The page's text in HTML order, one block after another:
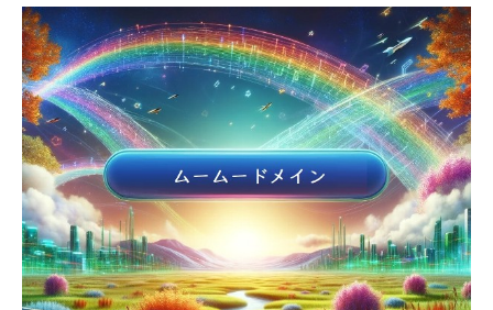
ー
シ
ョ
ン